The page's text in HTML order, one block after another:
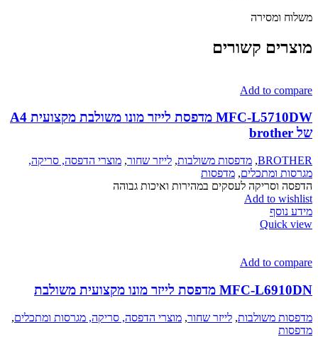
משלוח ומסירה
מוצרים קשורים
Add to compare
MFC-L5710DW מדפסת לייזר מונו משולבת מקצועית A4
של brother
BROTHER
, מדפסות משולבות, לייזר שחור, מוצרי הדפסה, סריקה,
מגרסות ומתכלים, מדפסות
הדפסה וסריקה לעסקים במהירות ואיכות גבוהה
Add to wishlist
מידע נוסף
Quick view
Add to compare
MFC-L6910DN מדפסת לייזר מונו מקצועית משולבת
מדפסות משולבות, לייזר שחור, מוצרי הדפסה, סריקה, מגרסות ומתכלים,
מדפסות